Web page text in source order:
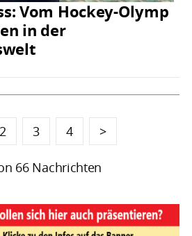
Vom Hockey-Olymp
in der
2 3 4 >
66 Nachrichten